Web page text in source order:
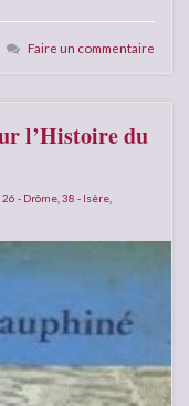
Faire un commentaire
l’Histoire du
26 - Drôme 38 - Isère